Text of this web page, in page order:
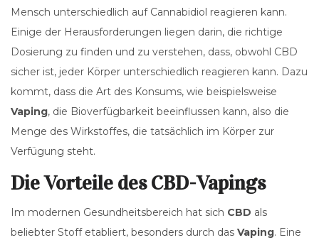
Mensch unterschiedlich auf Cannabidiol reagieren kann.
Einige der Herausforderungen liegen darin, die richtige
Dosierung zu finden und zu verstehen, dass, obwohl CBD
sicher ist, jeder Körper unterschiedlich reagieren kann. Dazu
kommt, dass die Art des Konsums, wie beispielsweise
Vaping, die Bioverfügbarkeit beeinflussen kann, also die
Menge des Wirkstoffes, die tatsächlich im Körper zur
Verfügung steht.
Die Vorteile des CBD-Vapings
Im modernen Gesundheitsbereich hat sich CBD als
beliebter Stoff etabliert, besonders durch das Vaping. Eine